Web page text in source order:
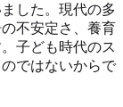
した。現代の多
不安定さ、養育
子ども時代のス
ではないからで